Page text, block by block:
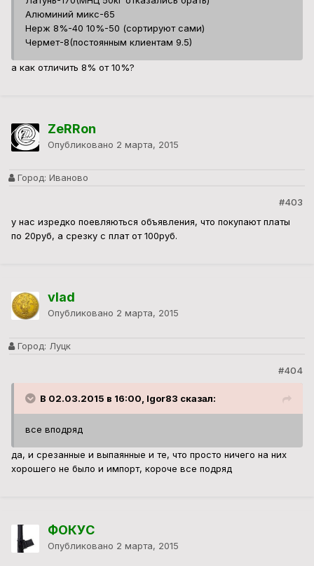
Алюминий микс-65
Нерж 8%-40 10%-50 (сортируют сами)
Чермет-8(постоянным клиентам 9.5)
а как отличить 8% от 10%?
ZeRRon
Опубликовано 2 марта, 2015
Город: Иваново
#403
у нас изредко поевляються объявления, что покупают платы
по 20руб, а срезку с плат от 100руб.
vlad
Опубликовано 2 марта, 2015
Город: Луцк
#404
В 02.03.2015 в 16:00, Igor83 сказал:
все вподряд
да, и срезанные и выпаянные и те, что просто ничего на них
хорошего не было и импорт, короче все подряд
ФОКУС
Опубликовано 2 марта, 2015